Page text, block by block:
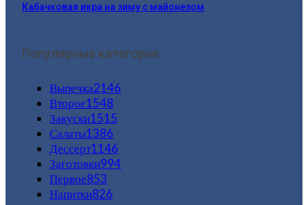
Кабачковая икра на зиму с майонезом
Популярные категории
Выпечка2146
Второе1548
Закуски1515
Салаты1386
Дессерт1146
Заготовки994
Первое853
Напитки826